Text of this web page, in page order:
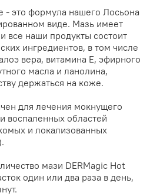
- это формула нашего Лосьона
виде. Мазь имеет
все наши продукты состоит
ингредиентов, в том числе
вера, витамина Е, эфирного
масла и ланолина,
держаться на коже.
для лечения мокнущего
воспаленных областей
и локализованных
мази DERMagic Hot
один или два раза в день,